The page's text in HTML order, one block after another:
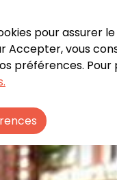
pour assurer
Accepter, vous
préférences. Pour